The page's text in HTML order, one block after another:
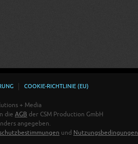
COOKIE-RICHTLINIE (EU)
+ Media
die AGB der CSM Production GmbH
angegeben.
und Nutzungsbedingungen